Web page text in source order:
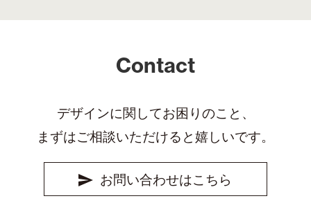
Contact
デザインに関してお困りのこと、
まずはご相談いただけると嬉しいです。
お問い合わせはこちら